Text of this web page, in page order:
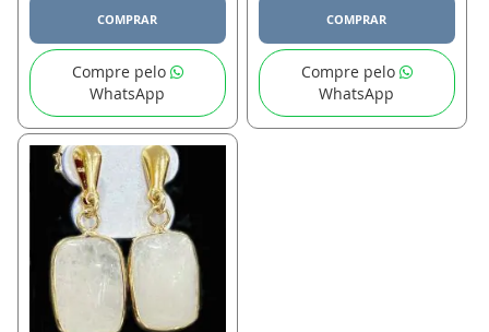
COMPRAR
Compre pelo
WhatsApp
COMPRAR
Compre pelo
WhatsApp